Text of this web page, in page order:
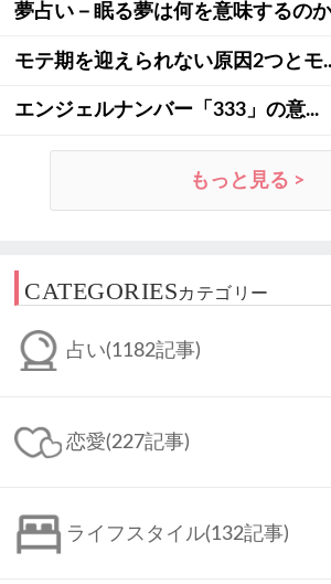
夢占い－眠る夢は何を意味するの
モテ期を迎えられない原因2つとモ
エンジェルナンバー「333」の意...
もっと見る >
CATEGORIESカテゴリー
占い(1182記事)
恋愛(227記事)
ライフスタイル(132記事)